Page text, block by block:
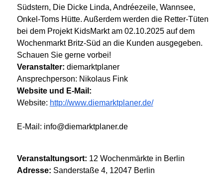
Südstern, Die Dicke Linda, Andréezeile, Wannsee,
Onkel-Toms Hütte. Außerdem werden die Retter-Tüten
bei dem Projekt KidsMarkt am 02.10.2025 auf dem
Wochenmarkt Britz-Süd an die Kunden ausgegeben.
Schauen Sie gerne vorbei!
Veranstalter: diemarktplaner
Ansprechperson: Nikolaus Fink
Website und E-Mail:
Website: http://www.diemarktplaner.de/
E-Mail: info@diemarktplaner.de
Veranstaltungsort: 12 Wochenmärkte in Berlin
Adresse: Sanderstaße 4, 12047 Berlin